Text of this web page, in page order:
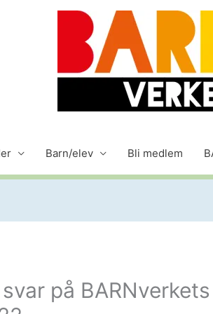
Barn/elev Bli medlem
på BARNverkets